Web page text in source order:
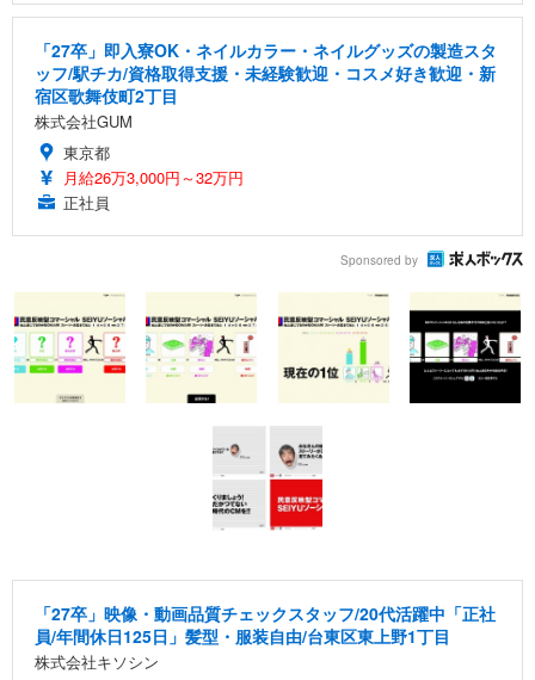
「27卒」即入寮OK・ネイルカラー・ネイルグッズの製造スタ
ッフ/駅チカ/資格取得支援・未経験歓迎・コスメ好き歓迎・新
宿区歌舞伎町2丁目
株式会社GUM
東京都
月給26万3,000円～32万円
正社員
Sponsored by
「27卒」映像・動画品質チェックスタッフ/20代活躍中「正社
員/年間休日125日」髪型・服装自由/台東区東上野1丁目
株式会社キソシン